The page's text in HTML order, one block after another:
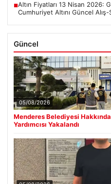
■Altın Fiyatları 13 Nisan 2026:
Cumhuriyet Altını Güncel Alış-
Güncel
05/08/2026
Menderes Belediyesi
Yardımcısı Yakalandı